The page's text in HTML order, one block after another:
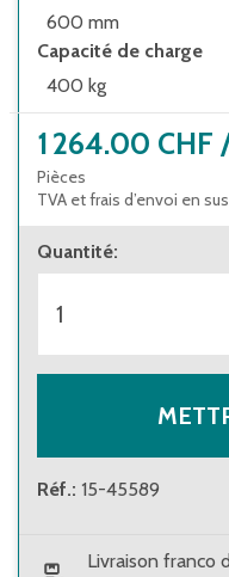
autres
600 mm
Capacité de charge
400 kg
1 264.00 CHF
Pièces
TVA et frais d’envoi en sus
Quantité:
Réf.: 15-45589
Livraison franco